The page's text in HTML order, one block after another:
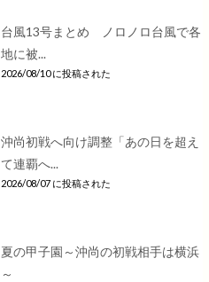
台風13号まとめ ノロノロ台風で各
地に被...
2026/08/10 に投稿された
沖尚初戦へ向け調整「あの日を超え
て連覇へ...
2026/08/07 に投稿された
夏の甲子園～沖尚の初戦相手は横浜
～